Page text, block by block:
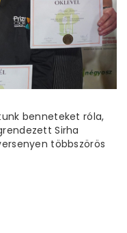
benneteket róla,
Sirha
többszörös